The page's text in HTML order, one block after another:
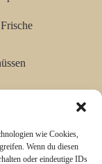
wie Cookies,
Wenn du diesen
oder eindeutige IDs
passt